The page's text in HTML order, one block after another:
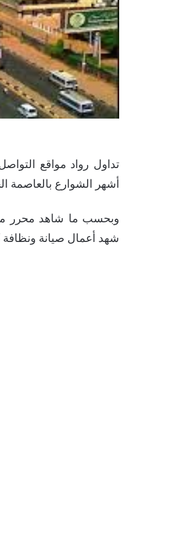
تداول رواد مواقع
أشهر الشوارع بالعاصمة
وبحسب ما شاهد محرر
شهد أعمال صيانة ونظافة